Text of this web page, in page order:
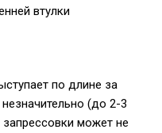
втулки
по длине за
(до 2-3
может не